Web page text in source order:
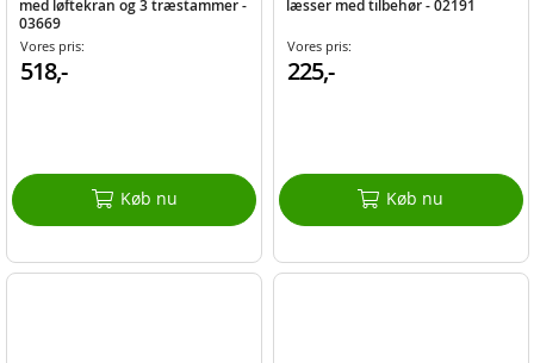
med løftekran og 3 træstammer -
03669
Vores pris:
518,-
Køb nu
læsser med tilbehør - 02191
Vores pris:
225,-
Køb nu